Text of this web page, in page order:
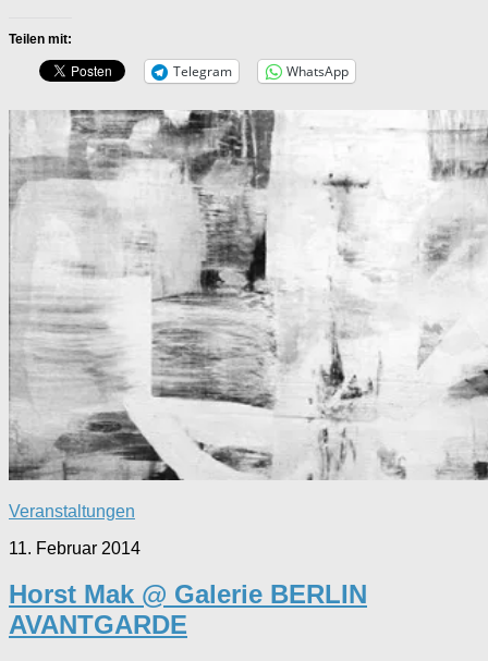
Teilen mit:
Telegram WhatsApp
Veranstaltungen
11. Februar 2014
Horst Mak @ Galerie BERLIN
AVANTGARDE